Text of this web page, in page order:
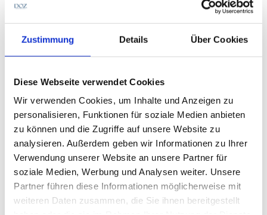
Zustimmung Details Über Cookies
Diese Webseite verwendet Cookies
Wir verwenden Cookies, um Inhalte und Anzeigen zu
personalisieren, Funktionen für soziale Medien anbieten
zu können und die Zugriffe auf unsere Website zu
analysieren. Außerdem geben wir Informationen zu Ihrer
Verwendung unserer Website an unsere Partner für
soziale Medien, Werbung und Analysen weiter. Unsere
Partner führen diese Informationen möglicherweise mit
weiteren Daten zusammen, die Sie ihnen bereitgestellt
„Viele Verbraucher scheuen unter den aktuellen
Bedingungen den Gang in ein Fachgeschäft, nur um
ihre Kontaktlinsen abzuholen und erwarten
Lösungen, die ihren Bedürfnissen entsprechen“, so
Kuzio. Daher hatte CooperVision bereits im April
letzten Jahres den Direktversand „CooperVision
Direct“ ins Leben gerufen. Dieser unterstützt den